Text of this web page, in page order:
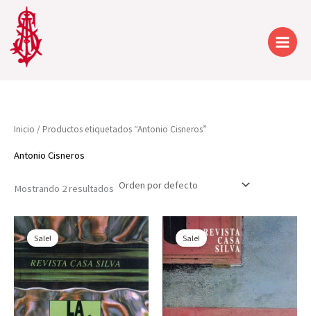
contenido
Inicio / Productos etiquetados “Antonio Cisneros”
Antonio Cisneros
Mostrando 2 resultados
Sale! Sale!